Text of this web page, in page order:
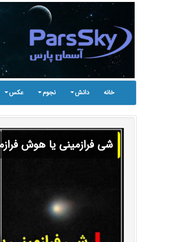
خانه دانش نجوم عکس
شی فرازمینی یا هوش